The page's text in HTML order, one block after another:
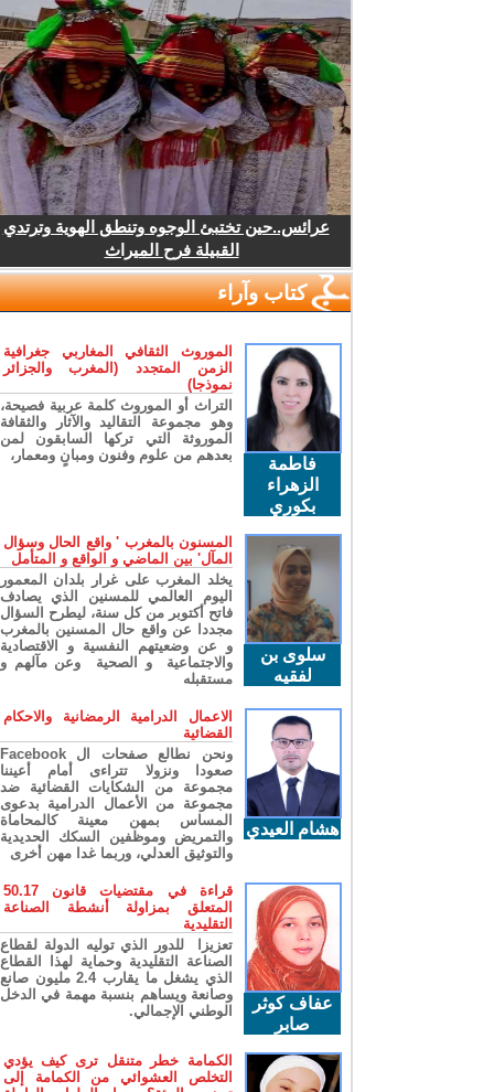
عرائس..حين تختبئ الوجوه وتنطق الهوية وترتدي
القبيلة فرح الميراث
كتاب وآراء
فاطمة
الزهراء
بكوري
الموروث الثقافي المغاربي جغرافية
الزمن المتجدد (المغرب والجزائر
نموذجا)
التراث أو الموروث كلمة عربية فصيحة،
وهو مجموعة التقاليد والآثار والثقافة
الموروثة التي تركها السابقون لمن
بعدهم من علوم وفنون ومبانٍ ومعمار،
سلوى بن
لفقيه
المسنون بالمغرب ' واقع الحال وسؤال
المآل' بين الماضي و الواقع و المتأمل
يخلد المغرب على غرار بلدان المعمور
اليوم العالمي للمسنين الذي يصادف
فاتح أكتوبر من كل سنة، ليطرح السؤال
مجددا عن واقع حال المسنين بالمغرب
و عن وضعيتهم النفسية و الاقتصادية
والاجتماعية و الصحية وعن مآلهم و
مستقبله
هشام العيدي
الاعمال الدرامية الرمضانية والاحكام
القضائية
ونحن نطالع صفحات ال Facebook
صعودا ونزولا تتراءى أمام أعيننا
مجموعة من الشكايات القضائية ضد
مجموعة من الأعمال الدرامية بدعوى
المساس بمهن معينة كالمحاماة
والتمريض وموظفين السكك الحديدية
والتوثيق العدلي، وربما غدا مهن أخرى
عفاف كوثر
صابر
قراءة في مقتضيات قانون 50.17
المتعلق بمزاولة أنشطة الصناعة
التقليدية
تعزيزا للدور الذي توليه الدولة لقطاع
الصناعة التقليدية وحماية لهذا القطاع
الذي يشغل ما يقارب 2.4 مليون صانع
وصانعة ويساهم بنسبة مهمة في الدخل
الوطني الإجمالي.
الكمامة خطر متنقل ترى كيف يؤدي
التخلص العشوائي من الكمامة إلى